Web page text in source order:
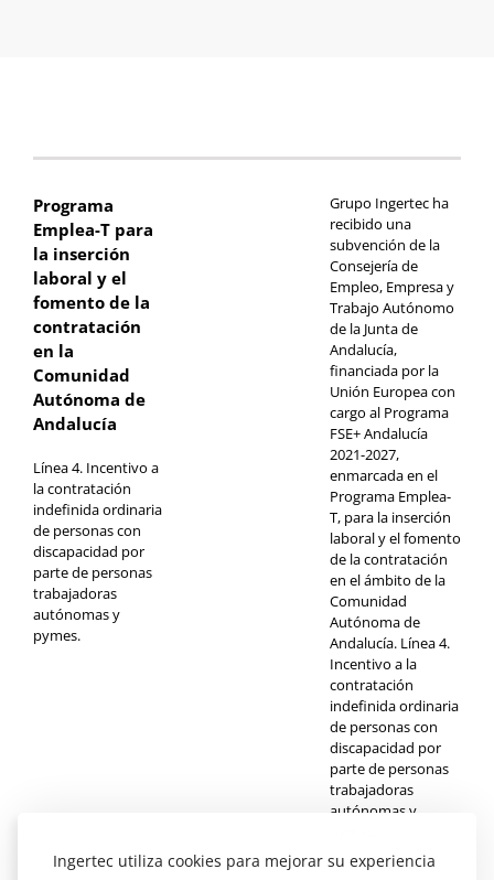
Programa
Emplea-T para
la inserción
laboral y el
fomento de la
contratación
en la
Comunidad
Autónoma de
Andalucía
Línea 4. Incentivo a
la contratación
indefinida ordinaria
de personas con
discapacidad por
parte de personas
trabajadoras
autónomas y
pymes.
Grupo Ingertec ha
recibido una
subvención de la
Consejería de
Empleo, Empresa y
Trabajo Autónomo
de la Junta de
Andalucía,
financiada por la
Unión Europea con
cargo al Programa
FSE+ Andalucía
2021-2027,
enmarcada en el
Programa Emplea-
T, para la inserción
laboral y el fomento
de la contratación
en el ámbito de la
Comunidad
Autónoma de
Andalucía. Línea 4.
Incentivo a la
contratación
indefinida ordinaria
de personas con
discapacidad por
parte de personas
trabajadoras
autónomas y
Ingertec utiliza cookies para mejorar su experiencia